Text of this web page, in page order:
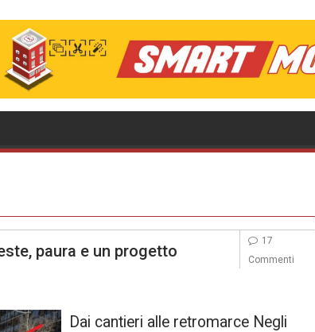
paura e un progetto
Dai cantieri alle retromarce Negli
17
Commenti